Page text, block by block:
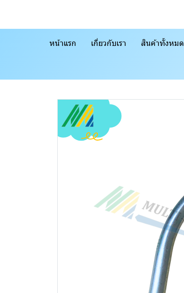
หน้าแรก เกี่ยวกับเรา สินค้าทั้งหมด